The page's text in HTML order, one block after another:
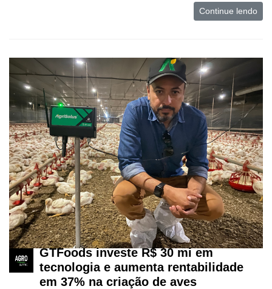
Continue lendo
GTFoods investe R$ 30 mi em
tecnologia e aumenta rentabilidade
em 37% na criação de aves